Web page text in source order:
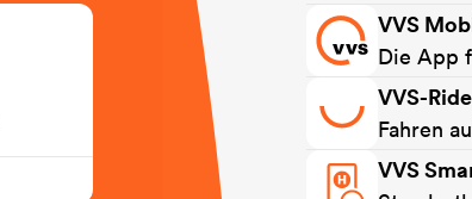
VVS
Die App
VVS-
Fahren
VVS